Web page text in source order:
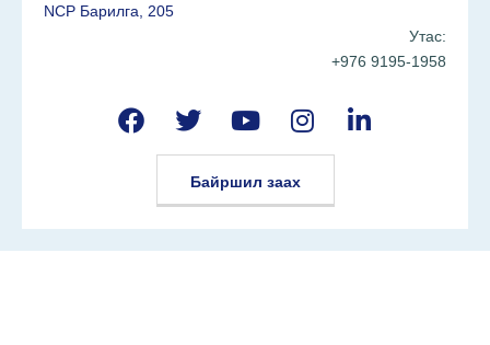
NCP Барилга, 205
Утас:
+976 9195-1958
Байршил заах